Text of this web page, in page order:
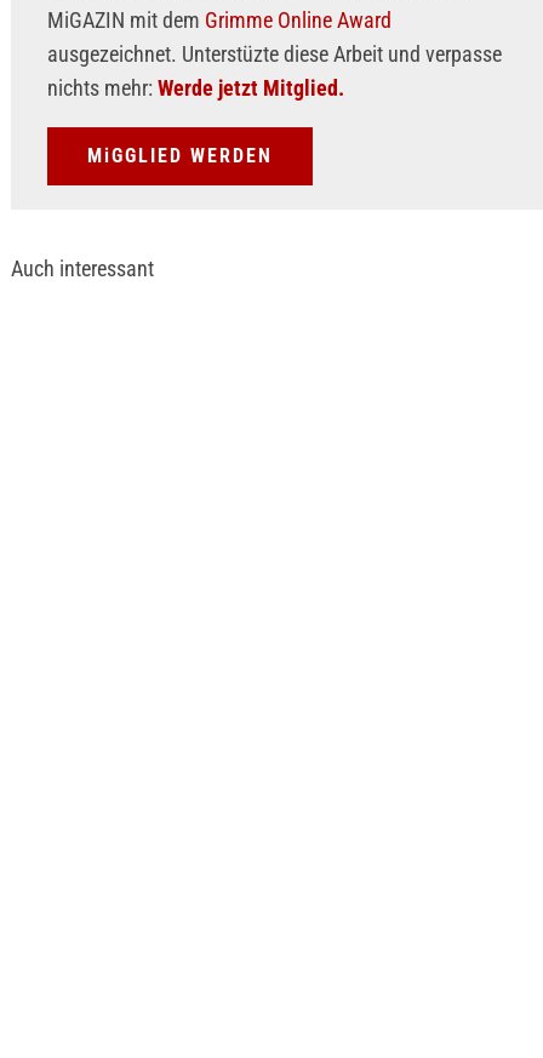
MiGAZIN mit dem Grimme Online Award
ausgezeichnet. Unterstüzte diese Arbeit und verpasse
nichts mehr: Werde jetzt Mitglied.
MiGGLIED WERDEN
Auch interessant